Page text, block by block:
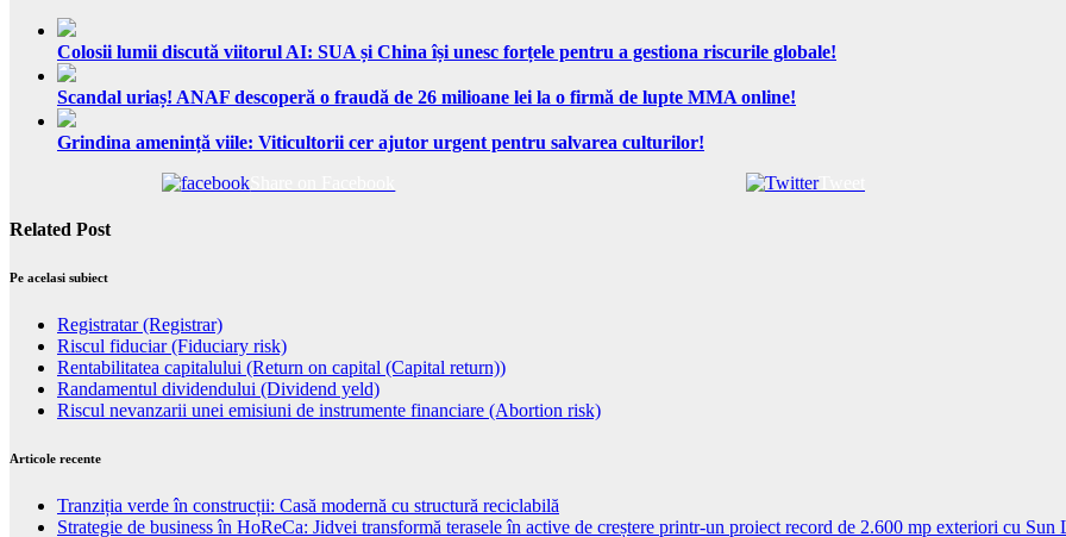
Colosii lumii discută viitorul AI: SUA și China își unesc forțele pentru a gestiona riscurile globale!
Scandal uriaș! ANAF descoperă o fraudă de 26 milioane lei la o firmă de lupte MMA online!
Grindina amenință viile: Viticultorii cer ajutor urgent pentru salvarea culturilor!
Tweet
Related Post
Pe acelasi subiect
Registratar (Registrar)
Riscul fiduciar (Fiduciary risk)
Rentabilitatea capitalului (Return on capital (Capital return))
Randamentul dividendului (Dividend yeld)
Riscul nevanzarii unei emisiuni de instrumente financiare (Abortion risk)
Articole recente
Tranziția verde în construcții: Casă modernă cu structură reciclabilă
Strategie de business în HoReCa: Jidvei transformă terasele în active de creștere printr-un proiect record de 2.600 mp exteriori cu Sun